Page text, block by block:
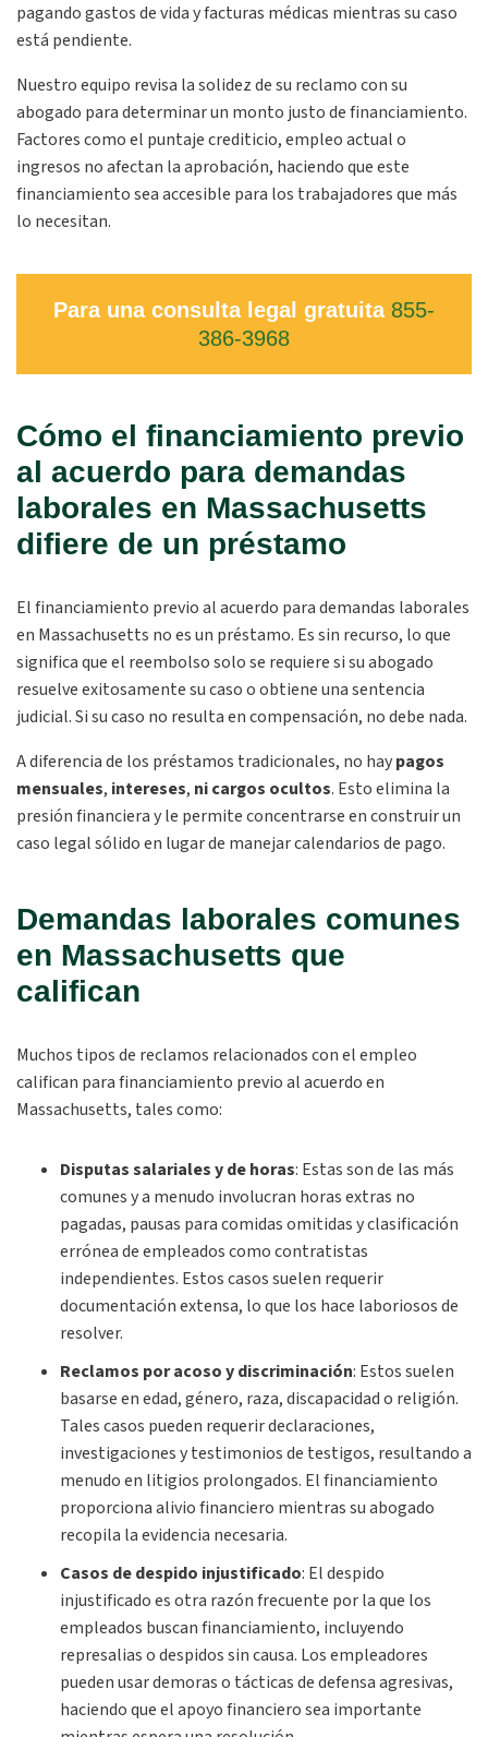
pagando gastos de vida y facturas médicas mientras su caso
está pendiente.
Nuestro equipo revisa la solidez de su reclamo con su
abogado para determinar un monto justo de financiamiento.
Factores como el puntaje crediticio, empleo actual o
ingresos no afectan la aprobación, haciendo que este
financiamiento sea accesible para los trabajadores que más
lo necesitan.
Para una consulta legal gratuita 855-
386-3968
Cómo el financiamiento previo
al acuerdo para demandas
laborales en Massachusetts
difiere de un préstamo
El financiamiento previo al acuerdo para demandas laborales
en Massachusetts no es un préstamo. Es sin recurso, lo que
significa que el reembolso solo se requiere si su abogado
resuelve exitosamente su caso o obtiene una sentencia
judicial. Si su caso no resulta en compensación, no debe nada.
A diferencia de los préstamos tradicionales, no haypagos
mensuales, intereses, ni cargos ocultos. Esto elimina la
presión financiera y le permite concentrarse en construir un
caso legal sólido en lugar de manejar calendarios de pago.
Demandas laborales comunes
en Massachusetts que
califican
Muchos tipos de reclamos relacionados con el empleo
califican para financiamiento previo al acuerdo en
Massachusetts, tales como:
Disputas salariales y de horas: Estas son de las más
comunes y a menudo involucran horas extras no
pagadas, pausas para comidas omitidas y clasificación
errónea de empleados como contratistas
independientes. Estos casos suelen requerir
documentación extensa, lo que los hace laboriosos de
resolver.
Reclamos por acoso y discriminación: Estos suelen
basarse en edad, género, raza, discapacidad o religión.
Tales casos pueden requerir declaraciones,
investigaciones y testimonios de testigos, resultando a
menudo en litigios prolongados. El financiamiento
proporciona alivio financiero mientras su abogado
recopila la evidencia necesaria.
Casos de despido injustificado: El despido
injustificado es otra razón frecuente por la que los
empleados buscan financiamiento, incluyendo
represalias o despidos sin causa. Los empleadores
pueden usar demoras o tácticas de defensa agresivas,
haciendo que el apoyo financiero sea importante